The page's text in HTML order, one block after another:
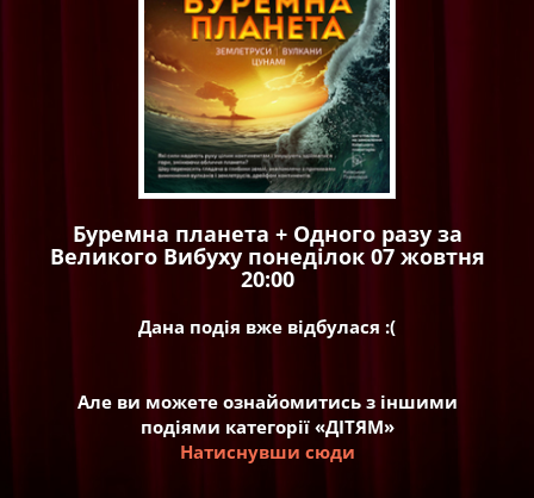
Буремна планета + Одного разу за
Великого Вибуху понеділок 07 жовтня
20:00
Дана подія вже відбулася :(
Але ви можете ознайомитись з іншими
подіями категорії «ДІТЯМ»
Натиснувши сюди